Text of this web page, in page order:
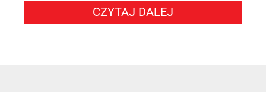
CZYTAJ DALEJ